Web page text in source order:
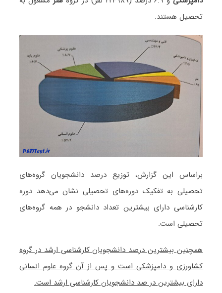
تحصیل هستند.
براساس این گزارش، توزیع درصد دانشجویان گروه‌های
تحصیلی به تفکیک دوره‌های تحصیلی نشان می‌دهد دوره
کارشناسی دارای بیشترین تعداد دانشجو در همه گروه‌های
تحصیلی است.
همچنین بیشترین درصد دانشجویان کارشناسی ارشد در گروه
کشاورزی و دامپزشکی است و پس از آن گروه علوم انسانی
دارای بیشترین در صد دانشجویان کارشناسی ارشد است.